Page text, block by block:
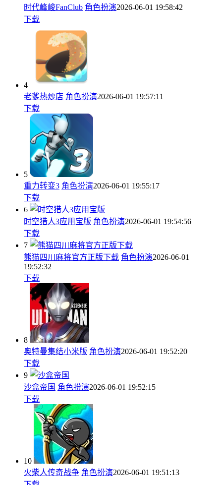
时代峰峻FanClub 角色扮演2026-06-01 19:58:42
下载
4
老爹热炒店 角色扮演2026-06-01 19:57:11
下载
5
重力转变3 角色扮演2026-06-01 19:55:17
下载
6
时空猎人3应用宝版 角色扮演2026-06-01 19:54:56
下载
7
熊猫四川麻将官方正版下载 角色扮演2026-06-01
19:52:32
下载
8
奥特曼集结小米版 角色扮演2026-06-01 19:52:20
下载
9
沙盒帝国 角色扮演2026-06-01 19:52:15
下载
10
火柴人传奇战争 角色扮演2026-06-01 19:51:13